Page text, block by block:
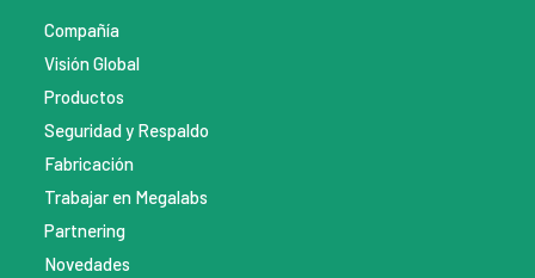
Compañía
Visión Global
Productos
Seguridad y Respaldo
Fabricación
Trabajar en Megalabs
Partnering
Novedades